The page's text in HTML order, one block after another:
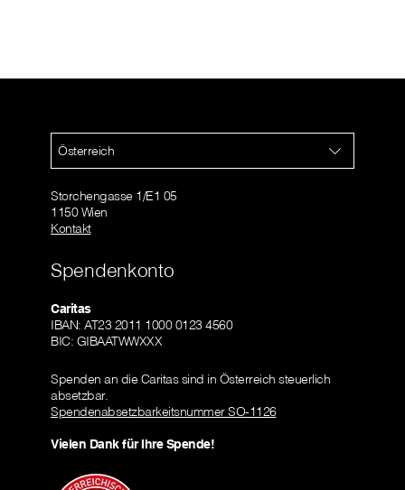
Österreich
Storchengasse 1/E1 05
1150 Wien
Kontakt
Spendenkonto
Caritas
IBAN: AT23 2011 1000 0123 4560
BIC: GIBAATWWXXX
Spenden an die Caritas sind in Österreich steuerlich
absetzbar.
Spendenabsetzbarkeitsnummer SO-1126
Vielen Dank für Ihre Spende!